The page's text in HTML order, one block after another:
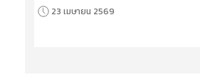
23 เมษายน 2569